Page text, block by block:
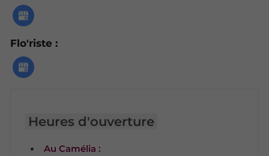
Flo'riste :
Heures d'ouverture
Au Camélia :